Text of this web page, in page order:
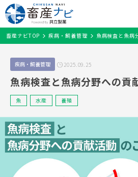
トップページ
畜産ナビとは？
飼養衛生管理基準
農場の環境対策
疾病・飼養管理
お役立ち
畜種から探す
牛/子牛 豚
カテゴリから探す
飼養衛生管理基準 農場の環境対策
セミナー情報
牛/子牛 鶏 豚 魚 細菌
畜産ナビTOP 疾病・飼養管理 魚病検査と魚病
疾病・飼養管理 2025.09.25
魚病検査と魚病分野への貢
魚 水産 養殖